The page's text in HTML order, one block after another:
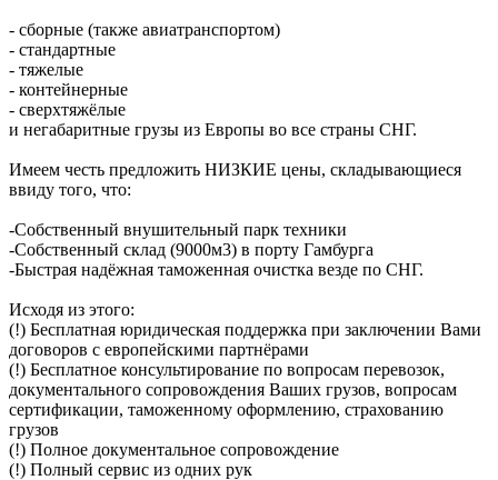
- сборные (также авиатранспортом)
- стандартные
- тяжелые
- контейнерные
- сверхтяжёлые
и негабаритные грузы из Европы во все страны СНГ.
Имеем честь предложить НИЗКИЕ цены, складывающиеся
ввиду того, что:
-Собственный внушительный парк техники
-Собственный склад (9000м3) в порту Гамбурга
-Быстрая надёжная таможенная очистка везде по СНГ.
Исходя из этого:
(!) Бесплатная юридическая поддержка при заключении Вами
договоров с европейскими партнёрами
(!) Бесплатное консультирование по вопросам перевозок,
документального сопровождения Ваших грузов, вопросам
сертификации, таможенному оформлению, страхованию
грузов
(!) Полное документальное сопровождение
(!) Полный сервис из одних рук